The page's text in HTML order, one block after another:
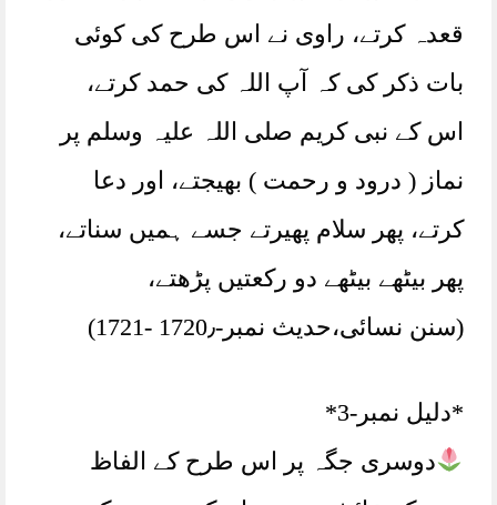
قعدہ کرتے، راوی نے اس طرح کی کوئی
بات ذکر کی کہ آپ اللہ کی حمد کرتے،
اس کے نبی کریم صلی اللہ علیہ وسلم پر
نماز ( درود و رحمت ) بھیجتے، اور دعا
کرتے، پھر سلام پھیرتے جسے ہمیں سناتے،
پھر بیٹھے بیٹھے دو رکعتیں پڑھتے،
(سنن نسائی،حدیث نمبر-1720٫ -1721)
*دلیل نمبر-3*
دوسری جگہ پر اس طرح کے الفاظ